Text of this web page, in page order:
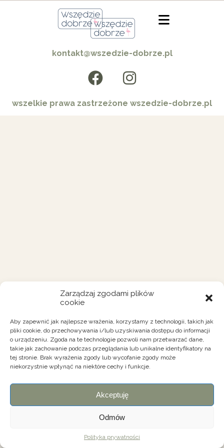
Zarządzaj zgodami plików
cookie
Aby zapewnić jak najlepsze wrażenia, korzystamy z technologii, takich jak
pliki cookie, do przechowywania i/lub uzyskiwania dostępu do informacji
o urządzeniu. Zgoda na te technologie pozwoli nam przetwarzać dane,
takie jak zachowanie podczas przeglądania lub unikalne identyfikatory na
tej stronie. Brak wyrażenia zgody lub wycofanie zgody może
niekorzystnie wpłynąć na niektóre cechy i funkcje.
Akceptuję
Odmów
Polityka prywatności
kontakt@wszedzie-dobrze.pl
wszelkie prawa zastrzeżone wszedzie-dobrze.pl